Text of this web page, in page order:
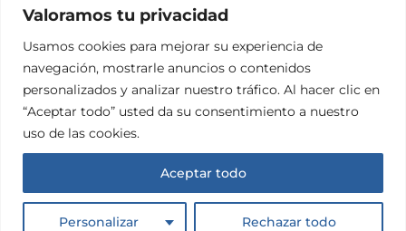
Valoramos tu privacidad
Usamos cookies para mejorar su experiencia de
navegación, mostrarle anuncios o contenidos
personalizados y analizar nuestro tráfico. Al hacer clic en
“Aceptar todo” usted da su consentimiento a nuestro
uso de las cookies.
Personalizar Rechazar todo
Aceptar todo
© 2025 Divorciointernet.com
Tots els drets reservats
Desenvolupat per
Política de privadesa
Condicions d'ús
Política de cookies